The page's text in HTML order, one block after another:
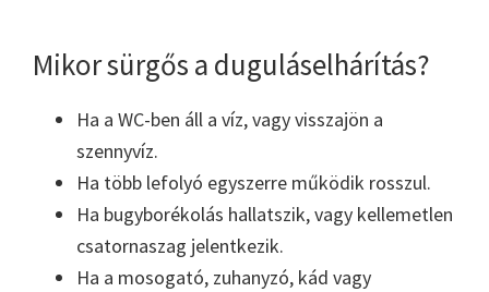
Mikor sürgős a duguláselhárítás?
Ha a WC-ben áll a víz, vagy visszajön a
szennyvíz.
Ha több lefolyó egyszerre működik rosszul.
Ha bugyborékolás hallatszik, vagy kellemetlen
csatornaszag jelentkezik.
Ha a mosogató, zuhanyzó, kád vagy